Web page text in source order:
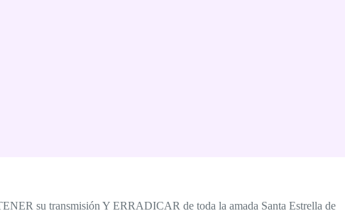
su transmisión Y ERRADICAR de toda la amada Santa Estrella de